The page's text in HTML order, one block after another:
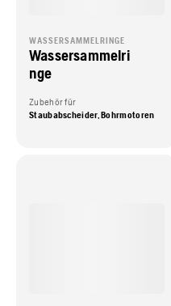
WASSERSAMMELRINGE
Wassersammelri
nge
Zubehör für
Staubabscheider, Bohrmotoren